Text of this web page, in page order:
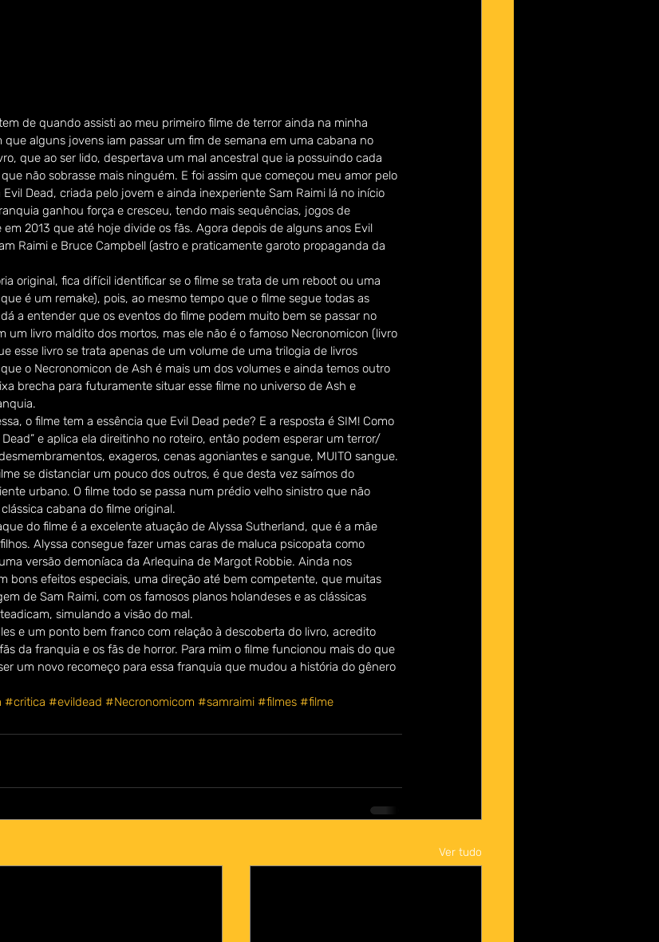
de quando assisti ao meu primeiro filme de terror ainda na minha
alguns jovens iam passar um fim de semana em uma cabana no
que ao ser lido, despertava um mal ancestral que ia possuindo cada
não sobrasse mais ninguém. E foi assim que começou meu amor pelo
Dead, criada pelo jovem e ainda inexperiente Sam Raimi lá no início
ganhou força e cresceu, tendo mais sequências, jogos de
2013 que até hoje divide os fãs. Agora depois de alguns anos Evil
Raimi e Bruce Campbell (astro e praticamente garoto propaganda da
original, fica difícil identificar se o filme se trata de um reboot ou uma
é um remake), pois, ao mesmo tempo que o filme segue todas as
a entender que os eventos do filme podem muito bem se passar no
um livro maldito dos mortos, mas ele não é o famoso Necronomicon (livro
esse livro se trata apenas de um volume de uma trilogia de livros
o Necronomicon de Ash é mais um dos volumes e ainda temos outro
brecha para futuramente situar esse filme no universo de Ash e
o filme tem a essência que Evil Dead pede? E a resposta é SIM! Como
e aplica ela direitinho no roteiro, então podem esperar um terror/
exageros, cenas agoniantes e sangue, MUITO sangue.
se distanciar um pouco dos outros, é que desta vez saímos do
urbano. O filme todo se passa num prédio velho sinistro que não
cabana do filme original.
do filme é a excelente atuação de Alyssa Sutherland, que é a mãe
Alyssa consegue fazer umas caras de maluca psicopata como
versão demoníaca da Arlequina de Margot Robbie. Ainda nos
bons efeitos especiais, uma direção até bem competente, que muitas
de Sam Raimi, com os famosos planos holandeses e as clássicas
simulando a visão do mal.
e um ponto bem franco com relação à descoberta do livro, acredito
da franquia e os fãs de horror. Para mim o filme funcionou mais do que
um novo recomeço para essa franquia que mudou a história do gênero
#critica #evildead #Necronomicom #samraimi #filmes #filme
Ver tudo